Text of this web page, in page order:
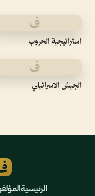
ف
استراتيجية الحروب
ف
الجيش الاسرائيلي
الرئيسية